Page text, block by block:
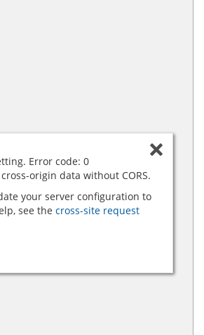
Error code: 0
origin data without CORS.
your server configuration to
see the cross-site request